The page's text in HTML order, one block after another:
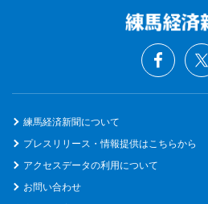
練馬経済新聞について
プレスリリース・情報提供はこちらから
アクセスデータの利用について
お問い合わせ